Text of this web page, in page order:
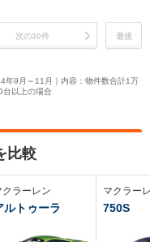
次の30件 最後
年9月～11月｜内容：物件数合計1万
台以上の場合
比較
クラーレン
ルトゥーラ
マクラー
750S